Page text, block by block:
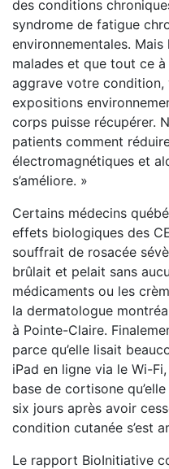
des conditions
syndrome de fatigue
environnementales.
malades et que tout ce
aggrave votre
expositions
corps puisse récupérer.
patients comment
électromagnétiques et
s’améliore. »
Certains médecins
effets biologiques des
souffrait de rosacée
brûlait et pelait sans
médicaments ou les
la dermatologue
à Pointe-Claire.
parce qu’elle lisait
iPad en ligne via le Wi-
base de cortisone
six jours après avoir
condition cutanée s’est
Le rapport BioInitiative